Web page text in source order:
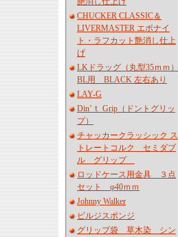
CHUCKER CLASSIC＆
LIVERMASTER エボナイ
ト・ラフカット艶消し仕上
げ
LKドラッグ（丸型35ｍｍ）
BL用 BLACK 左右あり
LAY-G
Din’ｔ Grip（ドントグリッ
プ）
チャッカークラッシック ス
トレートコルク セミダブ
ル グリップ
ロッドケース用金具 ３点
セット φ40ｍｍ
Johnny Walker
ビルジスポンジ
グリップ袋 草木染 シン